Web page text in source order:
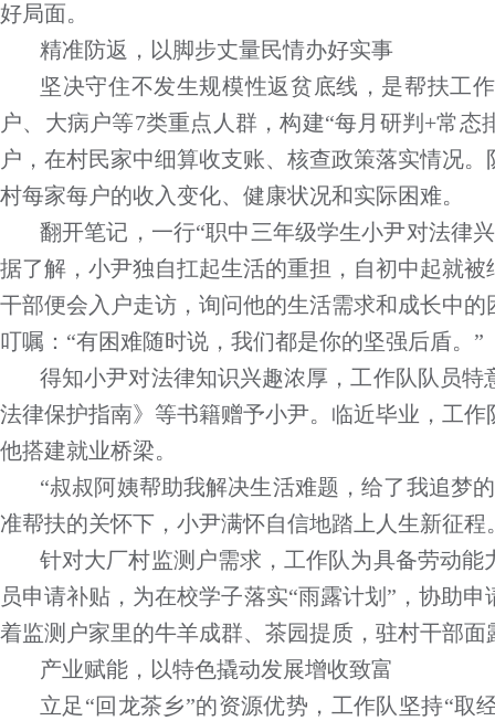
好局面。
精准防返，以脚步丈量民情办好实事
坚决守住不发生规模性返贫底线，是帮扶工
户、大病户等7类重点人群，构建“每月研判+常
户，在村民家中细算收支账、核查政策落实情况
村每家每户的收入变化、健康状况和实际困难。
翻开笔记，一行“职中三年级学生小尹对法律
据了解，小尹独自扛起生活的重担，自初中起就
干部便会入户走访，询问他的生活需求和成长中
叮嘱：“有困难随时说，我们都是你的坚强后盾。”
得知小尹对法律知识兴趣浓厚，工作队队员
法律保护指南》等书籍赠予小尹。临近毕业，工
他搭建就业桥梁。
“叔叔阿姨帮助我解决生活难题，给了我追梦
准帮扶的关怀下，小尹满怀自信地踏上人生新征程
针对大厂村监测户需求，工作队为具备劳动
员申请补贴，为在校学子落实“雨露计划”，协助
着监测户家里的牛羊成群、茶园提质，驻村干部面
产业赋能，以特色撬动发展增收致富
立足“回龙茶乡”的资源优势，工作队坚持“取